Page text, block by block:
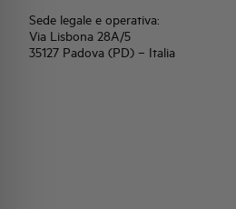
Sede legale e operativa:
Via Lisbona 28A/5
35127 Padova (PD) – Italia